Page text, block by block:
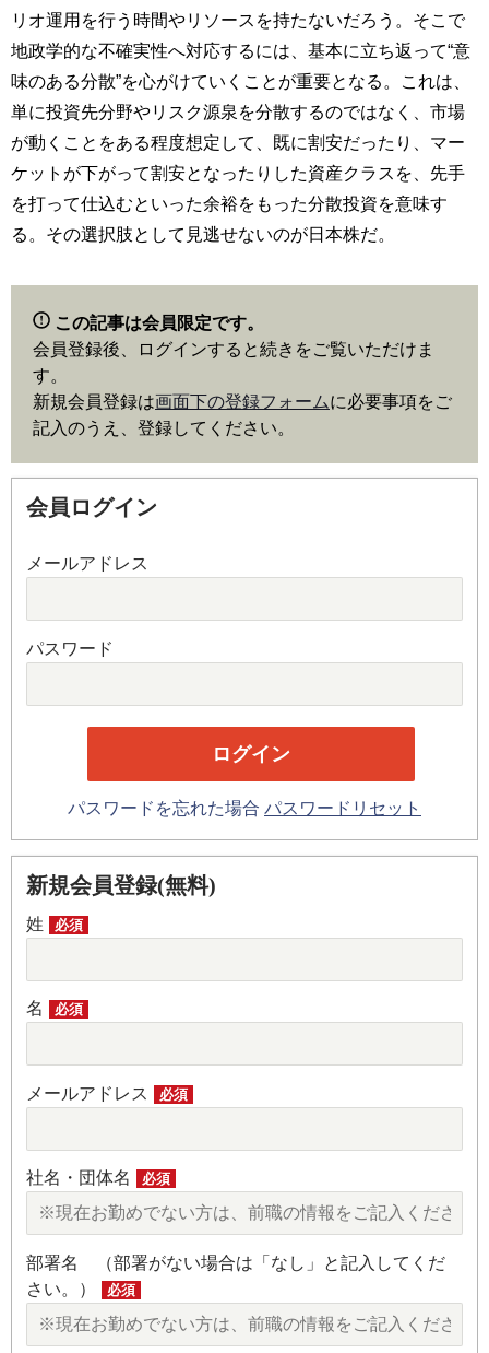
リオ運用を行う時間やリソースを持たないだろう。そこで
地政学的な不確実性へ対応するには、基本に立ち返って“意
味のある分散”を心がけていくことが重要となる。これは、
単に投資先分野やリスク源泉を分散するのではなく、市場
が動くことをある程度想定して、既に割安だったり、マー
ケットが下がって割安となったりした資産クラスを、先手
を打って仕込むといった余裕をもった分散投資を意味す
る。その選択肢として見逃せないのが日本株だ。
この記事は会員限定です。
会員登録後、ログインすると続きをご覧いただけま
す。
新規会員登録は画面下の登録フォームに必要事項をご
記入のうえ、登録してください。
会員ログイン
メールアドレス
パスワード
パスワードを忘れた場合 パスワードリセット
新規会員登録(無料)
姓 必須
名 必須
メールアドレス 必須
社名・団体名 必須
部署名 （部署がない場合は「なし」と記入してくだ
さい。）
必須